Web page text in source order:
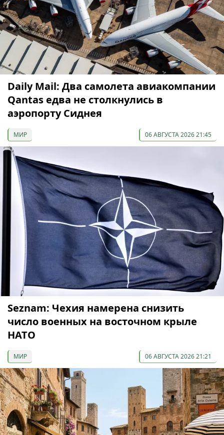
Daily Mail: Два самолета авиакомпании
Qantas едва не столкнулись в
аэропорту Сиднея
МИР 06 АВГУСТА 2026 21:45
Seznam: Чехия намерена снизить
число военных на восточном крыле
НАТО
МИР 06 АВГУСТА 2026 21:21